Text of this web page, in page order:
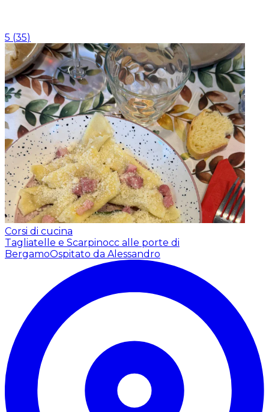
5 (35)
Corsi di cucina
Tagliatelle e Scarpinocc alle porte di
BergamoOspitato da Alessandro